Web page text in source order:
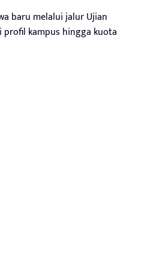
baru melalui jalur Ujian
profil kampus hingga kuota